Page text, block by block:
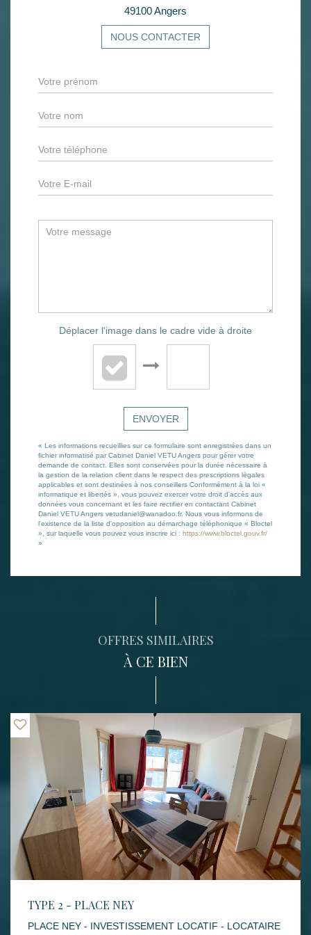
49100 Angers
NOUS CONTACTER
Déplacer l'image dans le cadre vide à droite
ENVOYER
« Les informations recueillies sur ce formulaire sont enregistrées dans un
fichier informatisé par Cabinet Daniel VETU Angers pour gérer votre
demande de contact. Elles sont conservées pour la durée nécessaire à
la gestion de la relation client dans le respect des prescriptions légales
applicables et sont destinées à nos conseillers Conformément à la loi «
informatique et libertés », vous pouvez exercer votre droit d'accès aux
données vous concernant et les faire rectifier en contactant Cabinet
Daniel VETU Angers vetudaniel@wanadoo.fr. Nous vous informons de
l'existence de la liste d'opposition au démarchage téléphonique « Bloctel
», sur laquelle vous pouvez vous inscrire ici : https://www.bloctel.gouv.fr/
»
OFFRES SIMILAIRES
À CE BIEN
TYPE 2 - PLACE NEY
PLACE NEY - INVESTISSEMENT LOCATIF - LOCATAIRE